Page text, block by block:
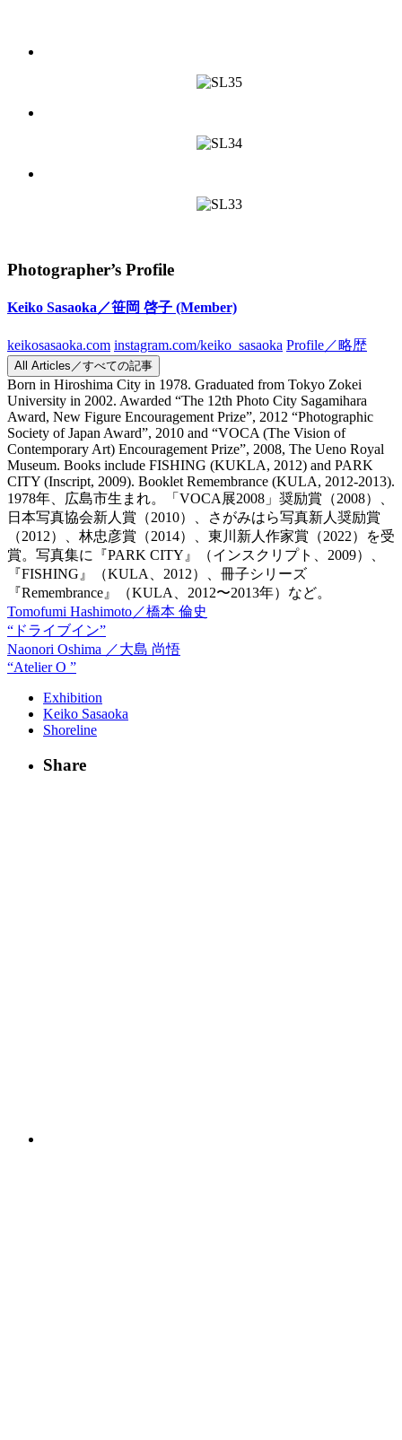
Photographer’s Profile
Keiko Sasaoka／笹岡 啓子 (Member)
keikosasaoka.com instagram.com/keiko_sasaoka Profile／略歴
All Articles／すべての記事
Born in Hiroshima City in 1978. Graduated from Tokyo Zokei
University in 2002. Awarded “The 12th Photo City Sagamihara
Award, New Figure Encouragement Prize”, 2012 “Photographic
Society of Japan Award”, 2010 and “VOCA (The Vision of
Contemporary Art) Encouragement Prize”, 2008, The Ueno Royal
Museum. Books include FISHING (KUKLA, 2012) and PARK
CITY (Inscript, 2009). Booklet Remembrance (KULA, 2012-2013).
1978年、広島市生まれ。「VOCA展2008」奨励賞（2008）、
日本写真協会新人賞（2010）、さがみはら写真新人奨励賞
（2012）、林忠彦賞（2014）、東川新人作家賞（2022）を受
賞。写真集に『PARK CITY』（インスクリプト、2009）、
『FISHING』（KULA、2012）、冊子シリーズ
『Remembrance』（KULA、2012〜2013年）など。
Tomofumi Hashimoto／橋本 倫史
“ドライブイン”
Naonori Oshima ／大島 尚悟
“Atelier O ”
Exhibition
Keiko Sasaoka
Shoreline
Share